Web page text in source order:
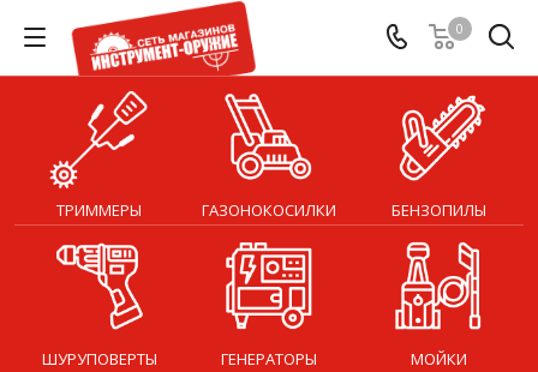
0
ТРИММЕРЫ ГАЗОНОКОСИЛКИ БЕНЗОПИЛЫ
ШУРУПОВЕРТЫ ГЕНЕРАТОРЫ МОЙКИ